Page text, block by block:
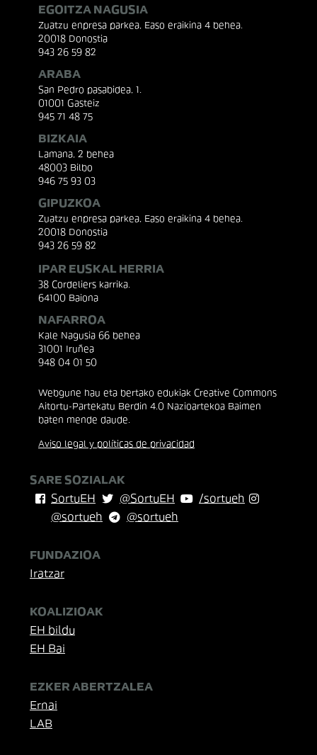
EGOITZA NAGUSIA
Zuatzu enpresa parkea, Easo eraikina 4 behea.
20018 Donostia
943 26 59 82
ARABA
San Pedro pasabidea, 1.
01001 Gasteiz
945 71 48 75
BIZKAIA
Lamana, 2 behea
48003 Bilbo
946 75 93 03
GIPUZKOA
Zuatzu enpresa parkea, Easo eraikina 4 behea.
20018 Donostia
943 26 59 82
IPAR EUSKAL HERRIA
38 Cordeliers karrika.
64100 Baiona
NAFARROA
Kale Nagusia 66 behea
31001 Iruñea
948 04 01 50
Webgune hau eta bertako edukiak Creative Commons
Aitortu-Partekatu Berdin 4.0 Nazioartekoa Baimen
baten mende daude.
Aviso legal y políticas de privacidad
SARE SOZIALAK
SortuEH
@SortuEH
/sortueh
@sortueh
@sortueh
FUNDAZIOA
Iratzar
KOALIZIOAK
EH bildu
EH Bai
EZKER ABERTZALEA
Ernai
LAB